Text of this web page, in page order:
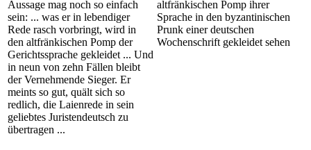
Aussage mag noch so einfach
sein: ... was er in lebendiger
Rede rasch vorbringt, wird in
den altfränkischen Pomp der
Gerichtssprache gekleidet ... Und
in neun von zehn Fällen bleibt
der Vernehmende Sieger. Er
meints so gut, quält sich so
redlich, die Laienrede in sein
geliebtes Juristendeutsch zu
übertragen ...
altfränkischen Pomp ihrer
Sprache in den byzantinischen
Prunk einer deutschen
Wochenschrift gekleidet sehen